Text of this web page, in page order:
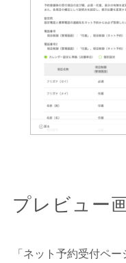
プレビュー
「ネット予約受付ペ